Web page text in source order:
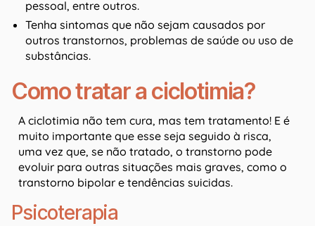
pessoal, entre outros.
Tenha sintomas que não sejam causados por
outros transtornos, problemas de saúde ou uso de
substâncias.
Como tratar a ciclotimia?
A ciclotimia não tem cura, mas tem tratamento! E é
muito importante que esse seja seguido à risca,
uma vez que, se não tratado, o transtorno pode
evoluir para outras situações mais graves, como o
transtorno bipolar e tendências suicidas.
Psicoterapia